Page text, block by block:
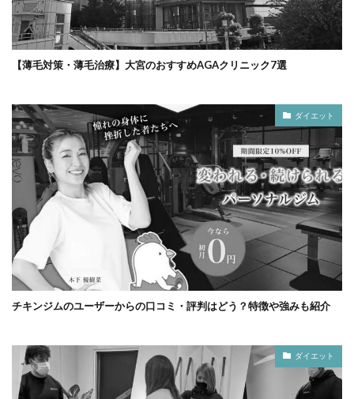
【薄毛対策・薄毛治療】大宮のおすすめAGAクリニック7選
ダイエット
チキンジムのユーザーからの口コミ・評判はどう？特徴や強みも紹介
ダイエット